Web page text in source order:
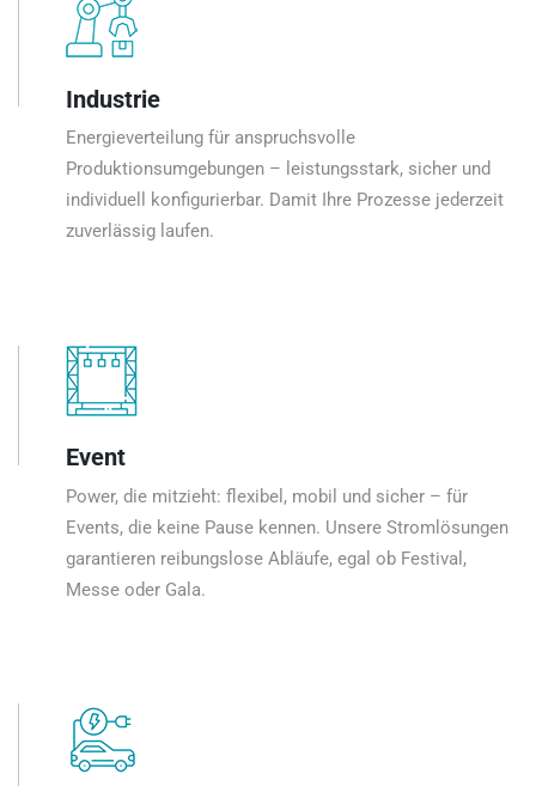
Industrie
Energieverteilung für anspruchsvolle
Produktionsumgebungen – leistungsstark, sicher und
individuell konfigurierbar. Damit Ihre Prozesse jederzeit
zuverlässig laufen.
Event
Power, die mitzieht: flexibel, mobil und sicher – für
Events, die keine Pause kennen. Unsere Stromlösungen
garantieren reibungslose Abläufe, egal ob Festival,
Messe oder Gala.